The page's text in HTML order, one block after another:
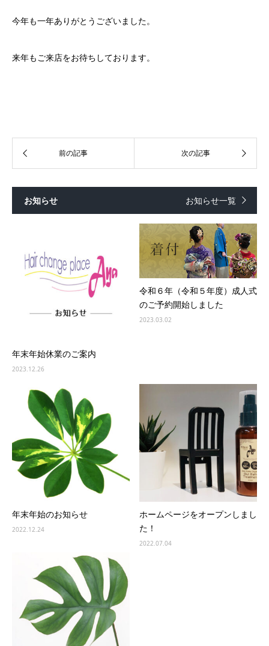
今年も一年ありがとうございました。
来年もご来店をお待ちしております。
お知らせ お知らせ一覧
年末年始休業のご案内
2023.12.26
令和６年（令和５年度）成人式
のご予約開始しました
2023.03.02
年末年始のお知らせ
2022.12.24
ホームページをオープンしまし
た！
2022.07.04